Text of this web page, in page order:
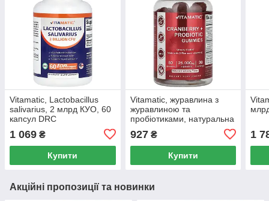
Vitamatic, Lactobacillus
salivarius, 2 млрд КУО, 60
капсул DRC
1 069 ₴
Купити
Vitamatic, журавлина з
журавлиною та
пробіотиками, натуральна
журавлина, 25 000 мг, 60
жувальних мармеладок
(12 500 мг на 1
927₴
Купити
1
Акційні пропозиції та новинки